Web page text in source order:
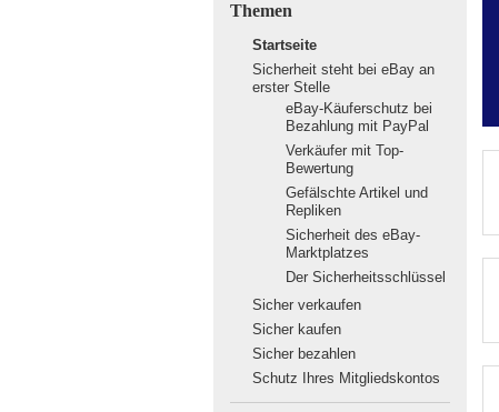
Themen
Startseite
Sicherheit steht bei eBay an
erster Stelle
eBay-Käuferschutz bei
Bezahlung mit PayPal
Verkäufer mit Top-
Bewertung
Gefälschte Artikel und
Repliken
Sicherheit des eBay-
Marktplatzes
Der Sicherheitsschlüssel
Sicher verkaufen
Sicher kaufen
Sicher bezahlen
Schutz Ihres Mitgliedskontos